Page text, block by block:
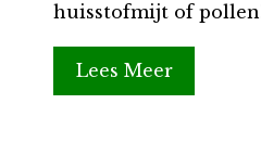
huisstofmijt of
Lees Meer